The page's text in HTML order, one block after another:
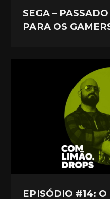
SEGA –
PARA OS
EPISÓDIO #14: